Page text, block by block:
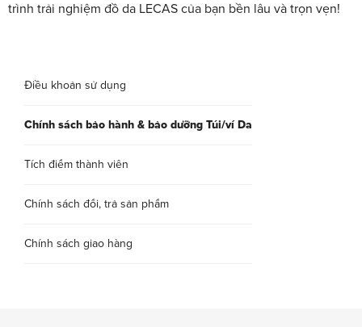
trình trải nghiệm đồ da LECAS của bạn bền lâu và trọn vẹn!
Điều khoản sử dụng
Chính sách bảo hành & bảo dưỡng Túi/ví Da
Tích điểm thành viên
Chính sách đổi, trả sản phẩm
Chính sách giao hàng